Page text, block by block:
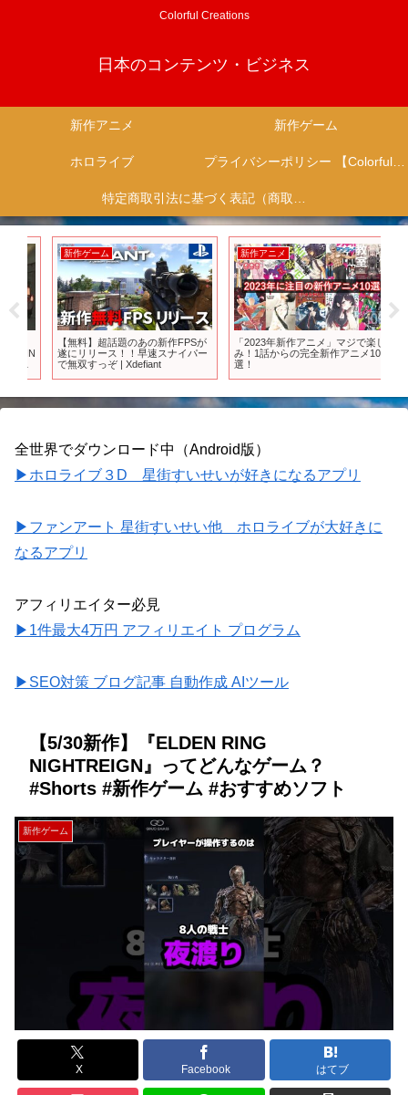
Colorful Creations
日本のコンテンツ・ビジネス
新作アニメ 新作ゲーム
ホロライブ プライバシーポリシー 【Colorful Creation】
特定商取引法に基づく表記（商取引に関する開示）
新作ゲーム
【無料】超話題のあの新作FPSが
遂にリリース！！早速スナイパー
で無双すっぞ | Xdefiant
新作アニメ
「2023年新作アニメ」マジで楽し
み！1話からの完全新作アニメ10
全世界でダウンロード中（Android版）
▶ホロライブ３D 星街すいせいが好きになるアプリ
▶ファンアート 星街すいせい他 ホロライブが大好きに
なるアプリ
アフィリエイター必見
▶1件最大4万円 アフィリエイト プログラム
▶SEO対策 ブログ記事 自動作成 AIツール
【5/30新作】『ELDEN RING
NIGHTREIGN』ってどんなゲーム？
#Shorts #新作ゲーム #おすすめソフト
新作ゲーム
X Facebook はてブ